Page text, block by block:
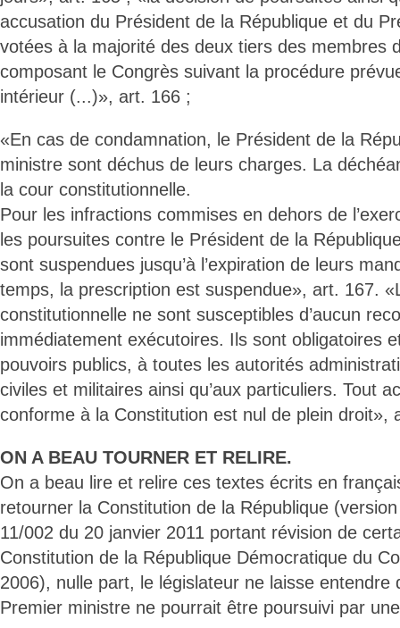
accusation du Président de la République et du
votées à la majorité des deux tiers des membres
composant le Congrès suivant la procédure
intérieur (...)», art. 166 ;
«En cas de condamnation, le Président de la
ministre sont déchus de leurs charges. La
la cour constitutionnelle.
Pour les infractions commises en dehors de
les poursuites contre le Président de la
sont suspendues jusqu’à l’expiration de leurs
temps, la prescription est suspendue», art. 167.
constitutionnelle ne sont susceptibles d’aucun
immédiatement exécutoires. Ils sont obligatoires
pouvoirs publics, à toutes les autorités
civiles et militaires ainsi qu’aux particuliers. Tout
conforme à la Constitution est nul de plein droit»,
ON A BEAU TOURNER ET RELIRE.
On a beau lire et relire ces textes écrits en
retourner la Constitution de la République
11/002 du 20 janvier 2011 portant révision de
Constitution de la République Démocratique du
2006), nulle part, le législateur ne laisse entendre
Premier ministre ne pourrait être poursuivi par